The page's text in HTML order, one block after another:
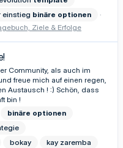
einstieg binäre optionen
Ziele & Erfolge
Community, als auch im
freue mich auf einen regen,
Austausch ! :) Schön, dass
bin !
binäre optionen
bokay
kay zaremba